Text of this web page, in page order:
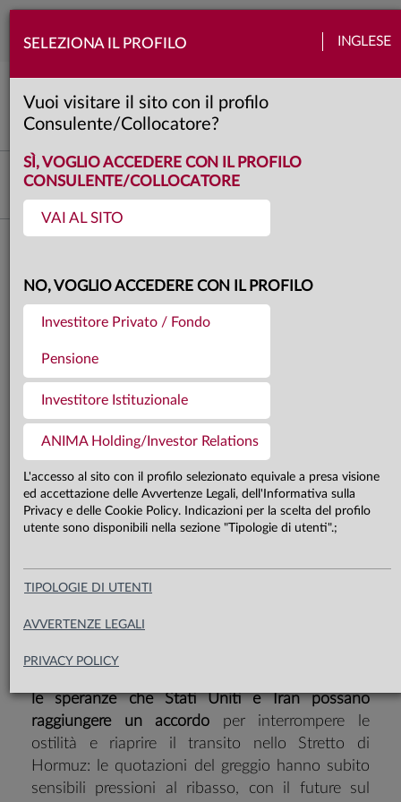
SELEZIONA IL PROFILO INGLESE
Vuoi visitare il sito con il profilo
Consulente/Collocatore?
SÌ, VOGLIO ACCEDERE CON IL PROFILO
CONSULENTE/COLLOCATORE
VAI AL SITO
NO, VOGLIO ACCEDERE CON IL PROFILO
Investitore Privato / Fondo
Pensione
Investitore Istituzionale
ANIMA Holding/Investor Relations
L'accesso al sito con il profilo selezionato equivale a presa visione
ed accettazione delle Avvertenze Legali, dell'Informativa sulla
Privacy e delle Cookie Policy. Indicazioni per la scelta del profilo
utente sono disponibili nella sezione "Tipologie di utenti".;
TIPOLOGIE DI UTENTI
AVVERTENZE LEGALI
PRIVACY POLICY
3 minuti
Investment Advisory
LA VIEW DI ANIMA
Dopo il robusto apprezzamento
registrato da fine marzo, il
risk/reward per l’asset class azionaria
si è deteriorato e il nostro approccio
diventa al margine tatticamente più
costruttività sui comparti governativi
le speranze che Stati Uniti e Iran possano
raggiungere un accordo per interrompere le
ostilità e riaprire il transito nello Stretto di
Hormuz: le quotazioni del greggio hanno subito
sensibili pressioni al ribasso, con il future sul